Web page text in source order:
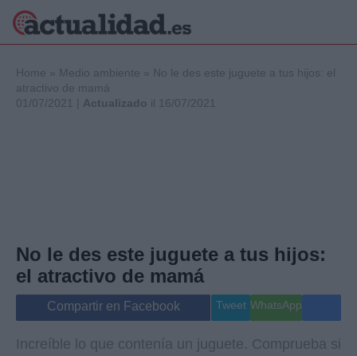
Internacional
Viajes
Gente
Musica
Home » Medio ambiente » No le des este juguete a tus hijos: el
atractivo de mamá
01/07/2021 | Actualizado il 16/07/2021
No le des este juguete a tus hijos:
el atractivo de mamá
Compartir en Facebook Tweet WhatsApp
Increíble lo que contenía un juguete. Comprueba si